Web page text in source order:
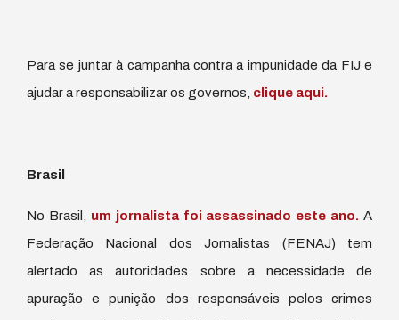
Para se juntar à campanha contra a impunidade da FIJ e
ajudar a responsabilizar os governos, clique aqui.
Brasil
No Brasil, um jornalista foi assassinado este ano. A
Federação Nacional dos Jornalistas (FENAJ) tem
alertado as autoridades sobre a necessidade de
apuração e punição dos responsáveis pelos crimes